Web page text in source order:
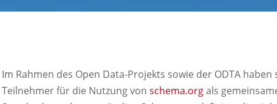
Im Rahmen des Open Data-Projekts sowie der ODTA haben
Teilnehmer für die Nutzung vonschema.orgals